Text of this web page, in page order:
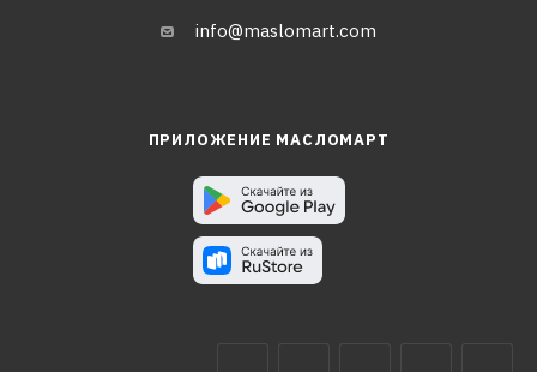
info@maslomart.com
ПРИЛОЖЕНИЕ МАСЛОМАРТ